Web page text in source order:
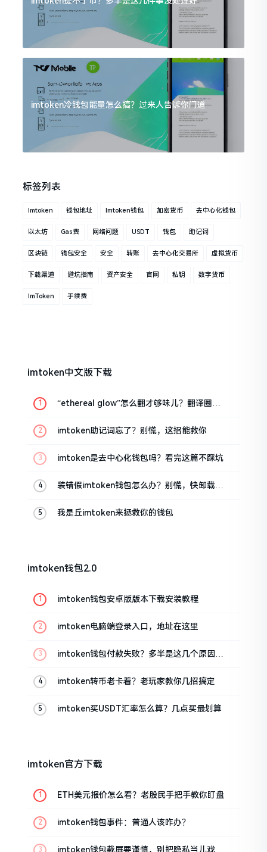
imtoken冷钱包能量怎么搞？过来人告诉你门道
标签列表
Imtoken 钱包地址 Imtoken钱包 加密货币 去中心化钱包
以太坊 Gas费 网络问题 USDT 钱包 助记词
区块链 钱包安全 安全 转账 去中心化交易所 虚拟货币
下载渠道 避坑指南 资产安全 官网 私钥 数字货币
ImToken 手续费
imtoken中文版下载
“ethereal glow”怎么翻才够味儿？翻译圈老
imtoken助记词忘了？别慌，这招能救你
imtoken是去中心化钱包吗？看完这篇不踩坑
装错假imtoken钱包怎么办？别慌，快卸载，
我是丘imtoken来拯救你的钱包
imtoken钱包2.0
imtoken钱包安卓版版本下载安装教程
imtoken电脑端登录入口，地址在这里
imtoken钱包付款失败？多半是这几个原因闹
imtoken转币老卡着？老玩家教你几招搞定
imtoken买USDT汇率怎么算？几点买最划算
imtoken官方下载
ETH美元报价怎么看？老股民手把手教你盯盘
imtoken钱包事件：普通人该咋办？
imtoken钱包截屏要谨慎，别把隐私当儿戏